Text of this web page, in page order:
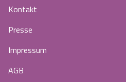
Kontakt
Presse
Impressum
AGB